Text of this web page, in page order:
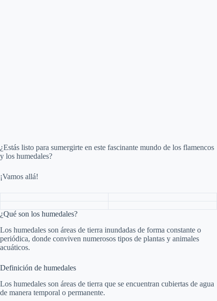
¿Estás listo para sumergirte en este fascinante mundo de los flamencos
y los humedales?
¡Vamos allá!
¿Qué son los humedales?
Los humedales son áreas de tierra inundadas de forma constante o
periódica, donde conviven numerosos tipos de plantas y animales
acuáticos.
Definición de humedales
Los humedales son áreas de tierra que se encuentran cubiertas de agua
de manera temporal o permanente.